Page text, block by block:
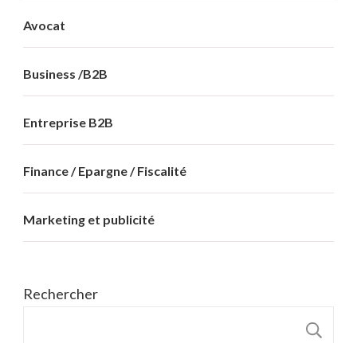
Avocat
Business /B2B
Entreprise B2B
Finance / Epargne / Fiscalité
Marketing et publicité
Rechercher